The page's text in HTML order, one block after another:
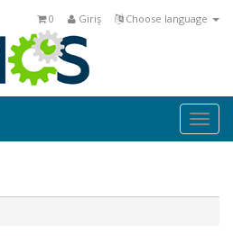
Choose language
Giriş
0